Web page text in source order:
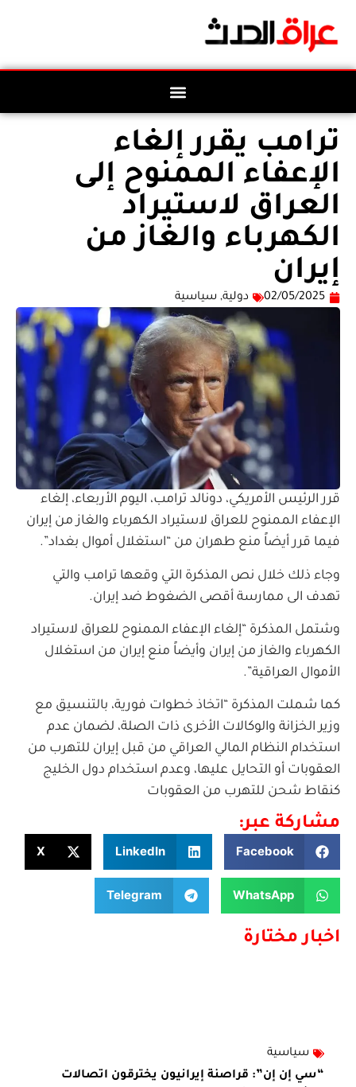
ترامب يقرر إلغاء
الإعفاء الممنوح إلى
العراق لاستيراد
الكهرباء والغاز من
إيران
02/05/2025 دولية, سياسية
قرر الرئيس الأمريكي، دونالد ترامب، اليوم الأربعاء، إلغاء
الإعفاء الممنوح للعراق لاستيراد الكهرباء والغاز من إيران
فيما قرر أيضاً منع طهران من “استغلال أموال بغداد”.
وجاء ذلك خلال نص المذكرة التي وقعها ترامب والتي
تهدف الى ممارسة أقصى الضغوط ضد إيران.
وشتمل ‏المذكرة “إلغاء الإعفاء الممنوح للعراق لاستيراد
الكهرباء والغاز من إيران وأيضاً منع إيران من استغلال
الأموال العراقية”.
كما شملت المذكرة “اتخاذ خطوات فورية، بالتنسيق مع
وزير الخزانة والوكالات الأخرى ذات الصلة، لضمان عدم
استخدام النظام المالي العراقي من قبل إيران للتهرب من
العقوبات أو التحايل عليها، وعدم استخدام دول الخليج
كنقاط شحن للتهرب من العقوبات
مشاركة عبر:
Facebook
LinkedIn
X
WhatsApp
Telegram
اخبار مختارة
سياسية
“سي إن إن”: قراصنة إيرانيون يخترقون اتصالات